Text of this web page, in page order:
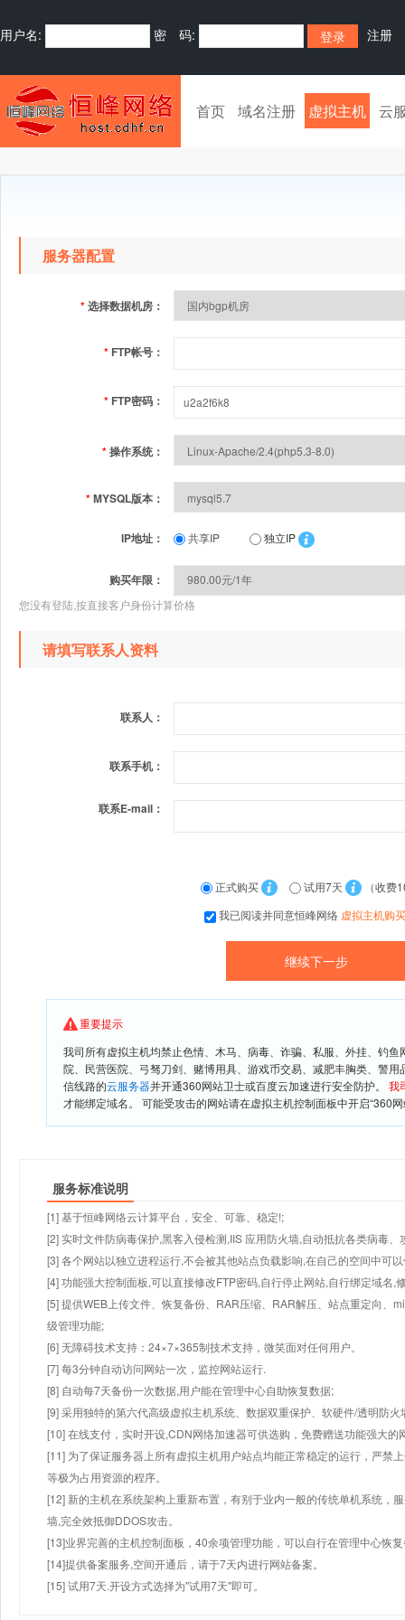
用户名: 密 码: 注册
首页 域名注册 虚拟主机 云
服务器配置
*选择数据机房：
* FTP帐号：
* FTP密码：
*操作系统：
*MYSQL版本：
IP地址： 共享IP 独立IP
购买年限：
您没有登陆,按直接客户身份计算价格
请填写联系人资料
联系人：
联系手机：
联系E-mail：
正式购买 试用7天
（收费
我已阅读并同意恒峰网络 虚拟主机购
重要提示
我司所有虚拟主机均禁止色情、木马、病毒、诈骗、私服、外挂、钓
院、民营医院、弓驽刀剑、赌博用具、游戏币交易、减肥丰胸类、警
信线路的云服务器并开通360网站卫士或百度云加速进行安全防护。 我
才能绑定域名。 可能受攻击的网站请在虚拟主机控制面板中开启“360
服务标准说明
[1] 基于恒峰网络云计算平台，安全、可靠、稳定!;
[2] 实时文件防病毒保护,黑客入侵检测,IIS 应用防火墙,自动抵抗各类病毒、
[3] 各个网站以独立进程运行,不会被其他站点负载影响,在自己的空间中可
[4] 功能强大控制面板,可以直接修改FTP密码,自行停止网站,自行绑定域名,
[5] 提供WEB上传文件、恢复备份、RAR压缩、RAR解压、站点重定向、
级管理功能;
[6] 无障碍技术支持：24×7×365制技术支持，微笑面对任何用户。
[7] 每3分钟自动访问网站一次，监控网站运行.
[8] 自动每7天备份一次数据,用户能在管理中心自助恢复数据;
[9] 采用独特的第六代高级虚拟主机系统、数据双重保护、软硬件/透明防火
[10] 在线支付，实时开设,CDN网络加速器可供选购，免费赠送功能强大
[11] 为了保证服务器上所有虚拟主机用户站点均能正常稳定的运行，严禁
等极为占用资源的程序。
[12] 新的主机在系统架构上重新布置，有别于业内一般的传统单机系统，
墙,完全效抵御DDOS攻击。
[13]业界完善的主机控制面板，40余项管理功能，可以自行在管理中心恢
[14]提供备案服务,空间开通后，请于7天内进行网站备案。
[15] 试用7天.开设方式选择为"试用7天"即可。